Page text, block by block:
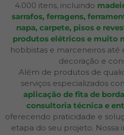
4.000 itens, incluindo
sarrafos, ferragens,
napa, carpete, pisos e
produtos elétricos e muito
hobbistas e marceneiros até
decoração e
Além de produtos de
serviços especializados
aplicação de fita de
consultoria técnica e
oferecendo praticidade e
etapa do seu projeto. Nossa